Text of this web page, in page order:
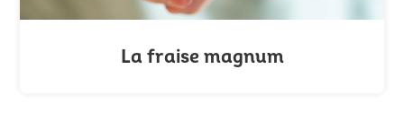
La fraise magnum